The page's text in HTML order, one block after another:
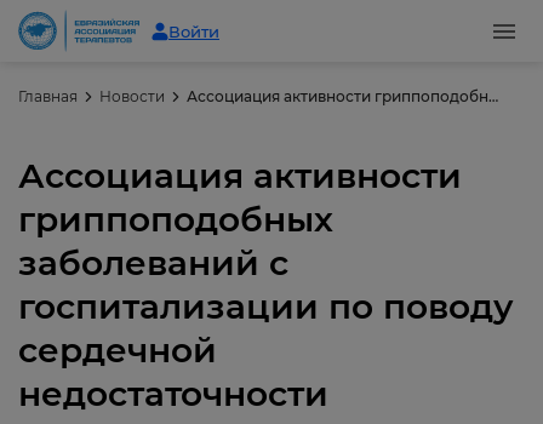
Войти
Главная Новости Ассоциация активности гриппоподобных заболеваний с госпитализации по поводу сердечной недостаточности
Ассоциация активности
гриппоподобных
заболеваний с
госпитализации по поводу
сердечной
недостаточности